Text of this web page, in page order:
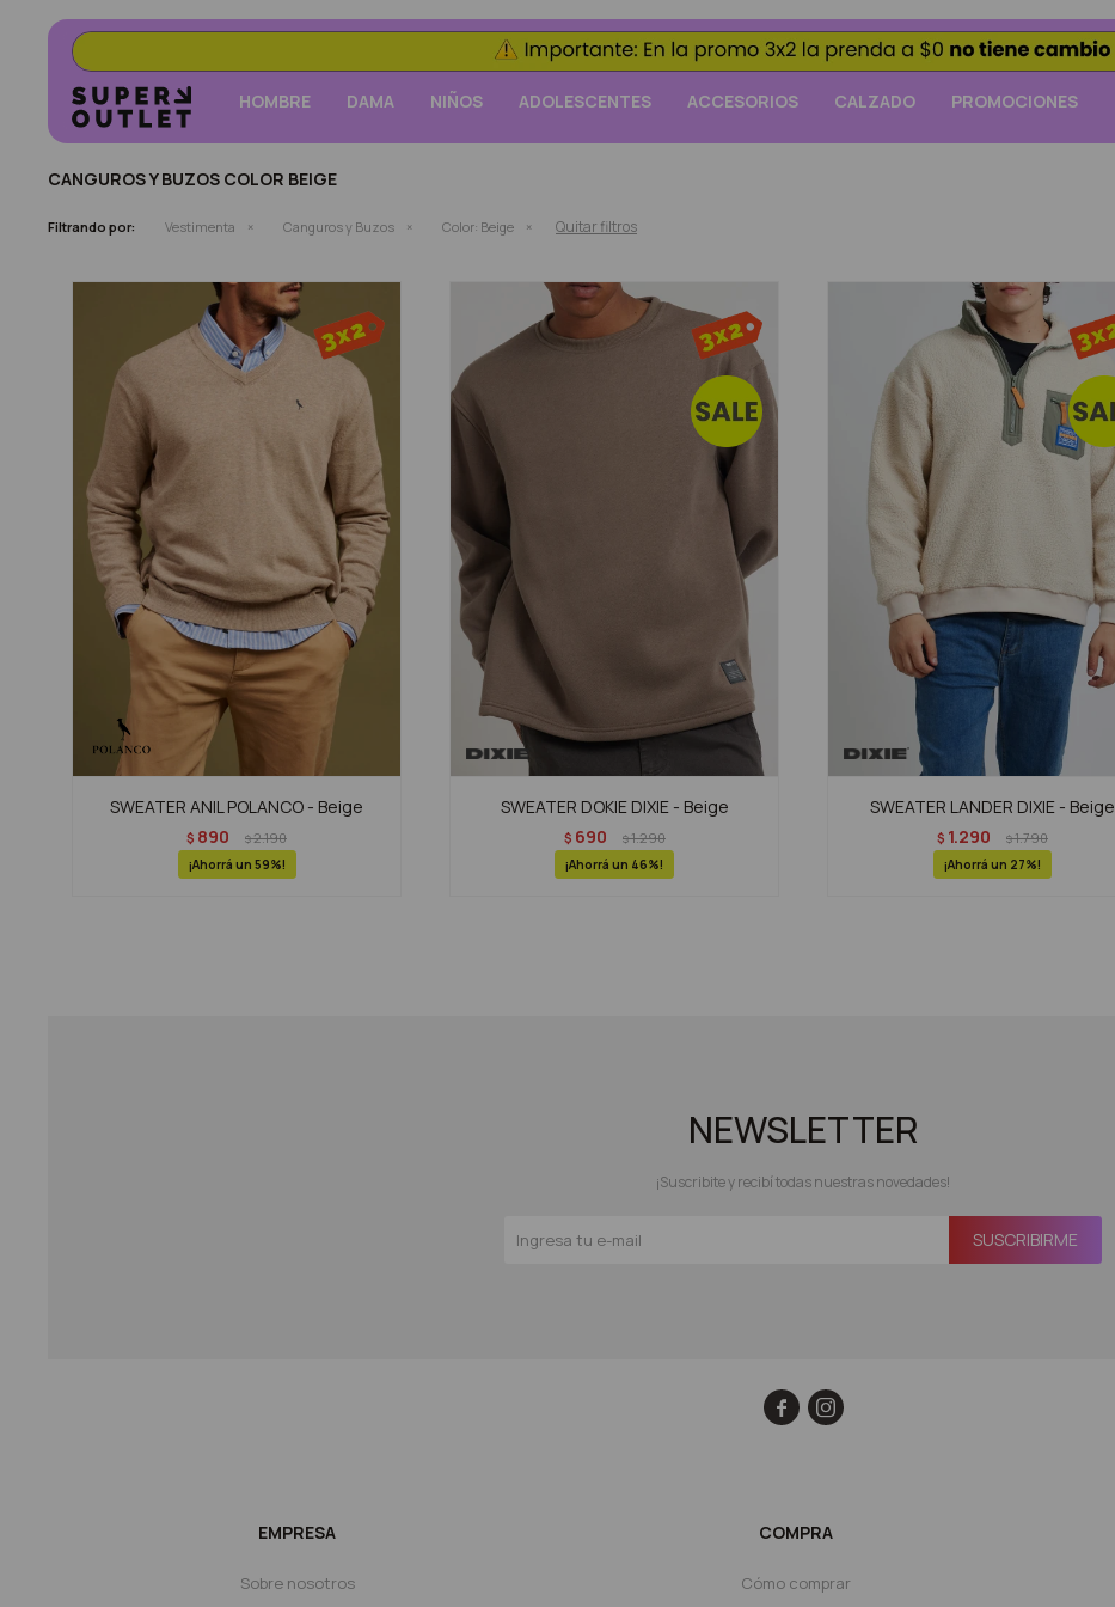
HOMBRE DAMA NIÑOS ADOLESCENTES ACCESORIOS CALZADO PROMOCIONES
CANGUROS Y BUZOS COLOR BEIGE
Filtrando por: Vestimenta Canguros y Buzos Color: Beige Quitar filtros
SWEATER ANIL POLANCO - Beige
$ 890 $2.190
59
SWEATER DOKIE DIXIE - Beige
$ 690 $1.290
46
SWEATER LANDER DIXIE - Beige
$ 1.290 $1.790
27
EMPRESA
Sobre nosotros
COMPRA
Cómo comprar
NEWSLETTER
¡Suscribite y recibí todas nuestras novedades!
SUSCRIBIRME
 